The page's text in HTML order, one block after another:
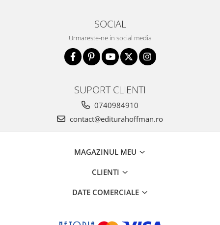
SOCIAL
Urmareste-ne in social media
SUPORT CLIENTI
0740984910
contact@editurahoffman.ro
MAGAZINUL MEU
CLIENTI
DATE COMERCIALE